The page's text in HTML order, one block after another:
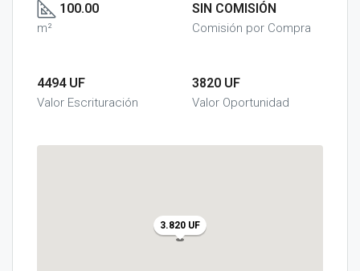
100.00
m²
SIN COMISIÓN
Comisión por Compra
4494 UF
Valor Escrituración
3820 UF
Valor Oportunidad
3.820 UF